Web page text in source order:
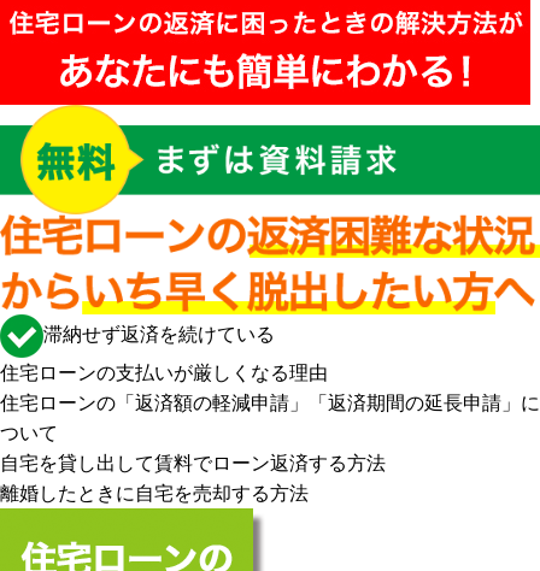
滞納せず返済を続けている
住宅ローンの支払いが厳しくなる理由
住宅ローンの「返済額の軽減申請」「返済期間の延長申請」に
ついて
自宅を貸し出して賃料でローン返済する方法
離婚したときに自宅を売却する方法